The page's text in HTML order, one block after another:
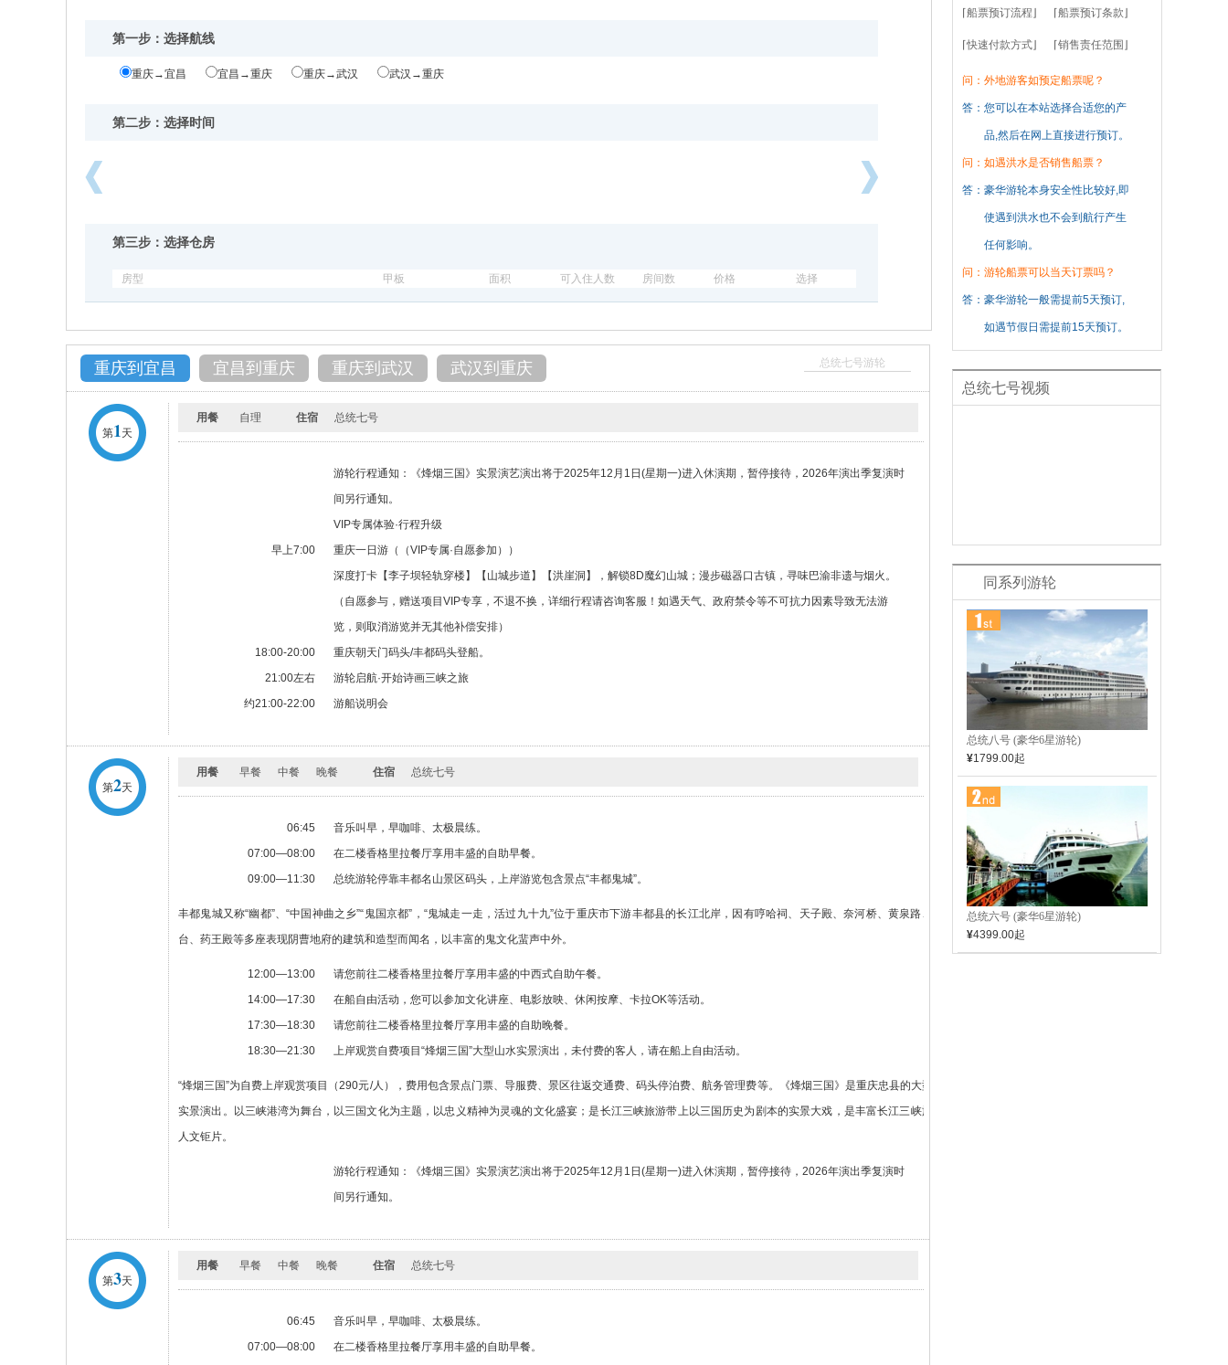
第一步：选择航线
重庆→宜昌 宜昌→重庆 重庆→武汉 武汉→重庆
第二步：选择时间
第三步：选择仓房
房型 甲板 面积 可入住人数 房间数 价格 选择
总统七号游轮
重庆到宜昌 宜昌到重庆 重庆到武汉 武汉到重庆
第1天
用餐 自理 住宿 总统七号
游轮行程通知：《烽烟三国》实景演艺演出将于2025年12月1日(星期一)进入休演期，暂停接待，2026年演出季复演时
间另行通知。
VIP专属体验·行程升级
早上7:00
重庆一日游（（VIP专属·自愿参加））
深度打卡【李子坝轻轨穿楼】【山城步道】【洪崖洞】，解锁8D魔幻山城；漫步磁器口古镇，寻味巴渝非遗与烟火。
（自愿参与，赠送项目VIP专享，不退不换，详细行程请咨询客服！如遇天气、政府禁令等不可抗力因素导致无法游
览，则取消游览并无其他补偿安排）
18:00-20:00
重庆朝天门码头/丰都码头登船。
21:00左右
游轮启航·开始诗画三峡之旅
约21:00-22:00
游船说明会
第2天
用餐 早餐 中餐 晚餐 住宿 总统七号
06:45
音乐叫早，早咖啡、太极晨练。
07:00—08:00
在二楼香格里拉餐厅享用丰盛的自助早餐。
09:00—11:30
总统游轮停靠丰都名山景区码头，上岸游览包含景点“丰都鬼城”。
丰都鬼城又称“幽都”、“中国神曲之乡”“鬼国京都”，“鬼城走一走，活过九十九”位于重庆市下游丰都县的长江北岸，因有哼哈祠、天子殿、奈河桥、黄泉路、望乡
台、药王殿等多座表现阴曹地府的建筑和造型而闻名，以丰富的鬼文化蜚声中外。
12:00—13:00
请您前往二楼香格里拉餐厅享用丰盛的中西式自助午餐。
14:00—17:30
在船自由活动，您可以参加文化讲座、电影放映、休闲按摩、卡拉OK等活动。
17:30—18:30
请您前往二楼香格里拉餐厅享用丰盛的自助晚餐。
18:30—21:30
上岸观赏自费项目“烽烟三国”大型山水实景演出，未付费的客人，请在船上自由活动。
“烽烟三国”为自费上岸观赏项目（290元/人），费用包含景点门票、导服费、景区往返交通费、码头停泊费、航务管理费等。《烽烟三国》是重庆忠县的大型山水
实景演出。以三峡港湾为舞台，以三国文化为主题，以忠义精神为灵魂的文化盛宴；是长江三峡旅游带上以三国历史为剧本的实景大戏，是丰富长江三峡旅游的
人文钜片。
游轮行程通知：《烽烟三国》实景演艺演出将于2025年12月1日(星期一)进入休演期，暂停接待，2026年演出季复演时
间另行通知。
第3天
用餐 早餐 中餐 晚餐 住宿 总统七号
06:45
音乐叫早，早咖啡、太极晨练。
07:00—08:00
在二楼香格里拉餐厅享用丰盛的自助早餐。
⌈船票预订流程⌋ ⌈船票预订条款⌋
⌈快速付款方式⌋ ⌈销售责任范围⌋
问： 外地游客如预定船票呢？
答： 您可以在本站选择合适您的产
品,然后在网上直接进行预订。
问： 如遇洪水是否销售船票？
答： 豪华游轮本身安全性比较好,即
使遇到洪水也不会到航行产生
任何影响。
问： 游轮船票可以当天订票吗？
答： 豪华游轮一般需提前5天预订,
如遇节假日需提前15天预订。
总统七号视频
同系列游轮
总统八号 (豪华6星游轮)
¥1799.00起
总统六号 (豪华6星游轮)
¥4399.00起